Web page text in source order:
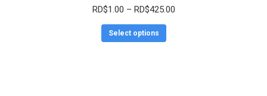
RD$1.00 – RD$425.00
Select options